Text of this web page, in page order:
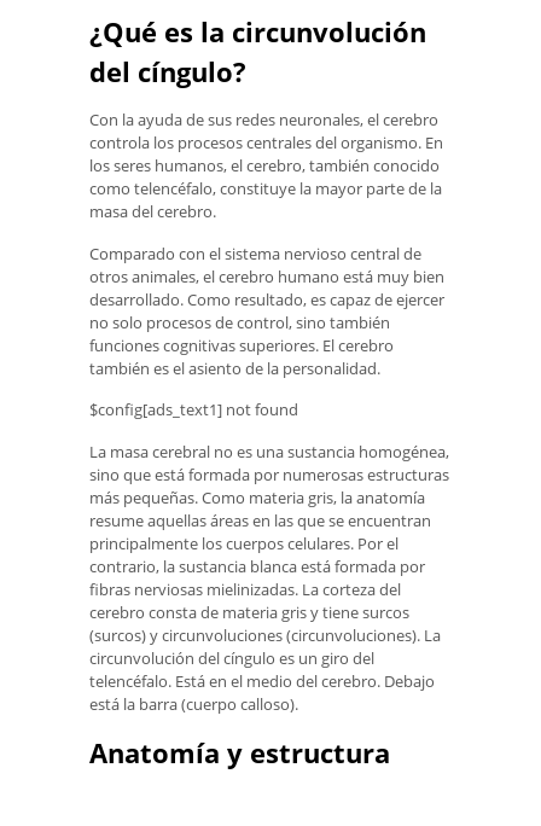
¿Qué es la circunvolución
del cíngulo?
Con la ayuda de sus redes neuronales, el cerebro
controla los procesos centrales del organismo. En
los seres humanos, el cerebro, también conocido
como telencéfalo, constituye la mayor parte de la
masa del cerebro.
Comparado con el sistema nervioso central de
otros animales, el cerebro humano está muy bien
desarrollado. Como resultado, es capaz de ejercer
no solo procesos de control, sino también
funciones cognitivas superiores. El cerebro
también es el asiento de la personalidad.
$config[ads_text1] not found
La masa cerebral no es una sustancia homogénea,
sino que está formada por numerosas estructuras
más pequeñas. Como materia gris, la anatomía
resume aquellas áreas en las que se encuentran
principalmente los cuerpos celulares. Por el
contrario, la sustancia blanca está formada por
fibras nerviosas mielinizadas. La corteza del
cerebro consta de materia gris y tiene surcos
(surcos) y circunvoluciones (circunvoluciones). La
circunvolución del cíngulo es un giro del
telencéfalo. Está en el medio del cerebro. Debajo
está la barra (cuerpo calloso).
Anatomía y estructura